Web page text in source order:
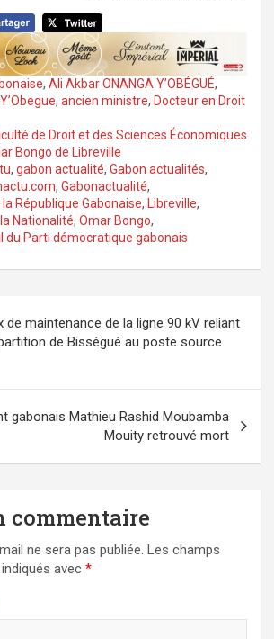
, Ali Akbar ONANGA Y’OBÉGUÉ,
, ancien ministre, Docteur en Droit
de Droit et des Sciences Économiques
Bongo de Libreville
, gabon actualité, Gabon actualités,
, Gabonactualité,
République Gabonaise, Libreville,
Nationalité, Omar Bongo,
du Parti démocratique gabonais
de maintenance de la ligne 90 kV reliant
de Bisségué au poste source
gabonais Mathieu Rashid Moubamba
Mouity retrouvé mort
commentaire
ne sera pas publiée. Les champs
avec *